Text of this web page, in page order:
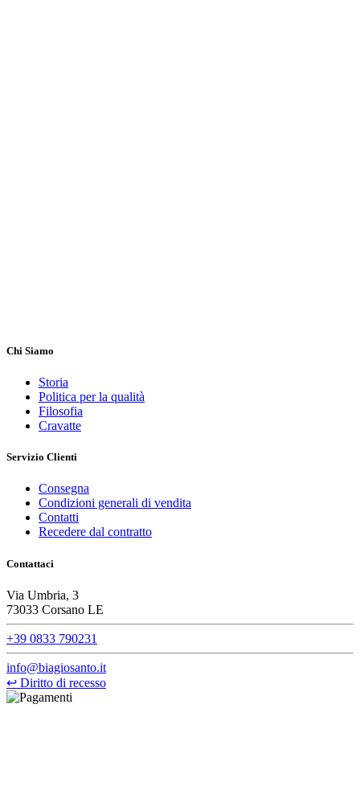
Chi Siamo
Storia
Politica per la qualità
Filosofia
Cravatte
Servizio Clienti
Consegna
Condizioni generali di vendita
Contatti
Recedere dal contratto
Contattaci
Via Umbria, 3
73033 Corsano LE
+39 0833 790231
info@biagiosanto.it
↩ Diritto di recesso